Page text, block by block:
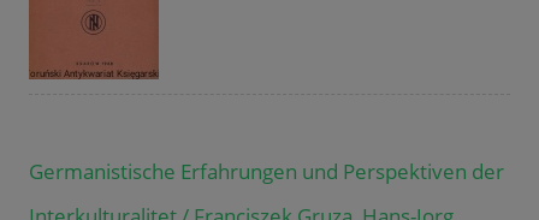
Germanistische Erfahrungen und Perspektiven der